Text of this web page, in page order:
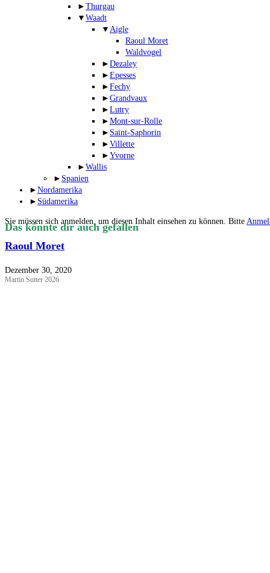
► Thurgau
▼ Waadt
▼ Aigle
Raoul Moret
Waldvogel
► Dezaley
► Epesses
► Fechy
► Grandvaux
► Lutry
► Mont-sur-Rolle
► Saint-Saphorin
► Villette
► Yvorne
► Wallis
► Spanien
► Nordamerika
► Südamerika
Sie müssen sich anmelden, um diesen Inhalt einsehen zu können. Bitte
Das könnte dir auch gefallen
Raoul Moret
Dezember 30, 2020
Martin Sutter 2026